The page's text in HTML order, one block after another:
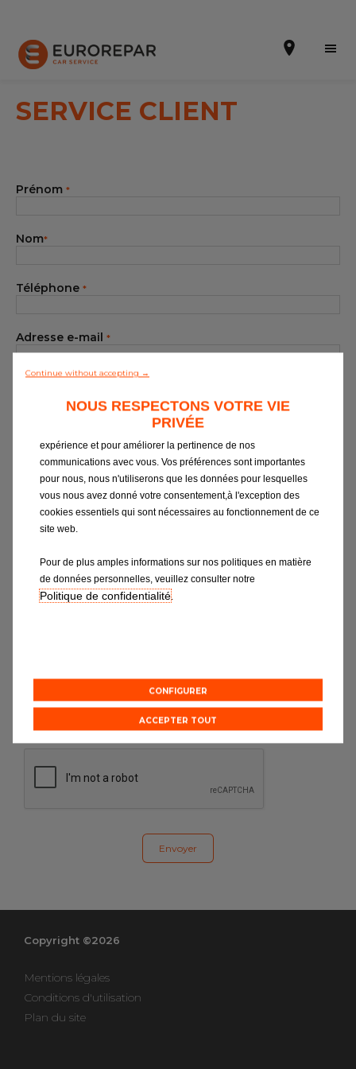
Devis en ligne
Notre enseigne
Notre actualité
Nos prestations
Contactez nous
Tous les garages
Intégrer le réseau
SERVICE CLIENT
EUROREPAR CAR SERVICE ou être contacté par notre
service Relation Clientèle, nous vous invitons à
renseigner le formulaire.
Prénom *
Nom*
Téléphone *
Adresse e-mail *
Objet de votre message
Votre message
Copyright ©2026
Mentions légales
Conditions d'utilisation
Plan du site
Continue without accepting →
NOUS RESPECTONS VOTRE VIE
PRIVÉE
Nous utilisons les cookies pour vous apporter la meilleure
expérience et pour améliorer la pertinence de nos
communications avec vous. Vos préférences sont importantes
pour nous, nous n'utiliserons que les données pour lesquelles
vous nous avez donné votre consentement,à l'exception des
cookies essentiels qui sont nécessaires au fonctionnement de ce
site web.
Pour de plus amples informations sur nos politiques en matière
de données personnelles, veuillez consulter notre
Politique de confidentialité.
CONFIGURER
ACCEPTER TOUT